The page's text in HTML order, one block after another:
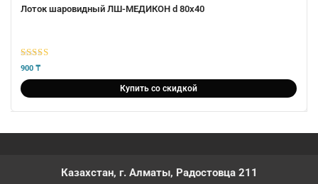
Лоток шаровидный ЛШ-МЕДИКОН d 80х40
5из 5
900 ₸
Купить со скидкой
Казахстан, г. Алматы, Радостовца 211